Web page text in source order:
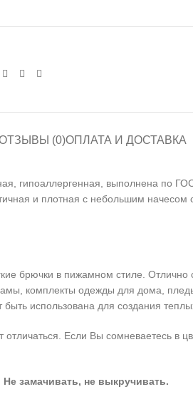
(0)ОПЛАТА И ДОСТАВКА
гипоаллергенная, выполнена по
и плотная с небольшим
брючки в пижамном стиле. Отлично
комплекты одежды для дома,
использована для создания
Если Вы сомневаетесь в
замачивать, не выкручивать.